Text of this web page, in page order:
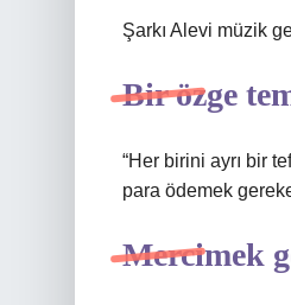
Şarkı Alevi müzik
Bir özge
“Her birini ayrı bir
para ödemek
Mercimek